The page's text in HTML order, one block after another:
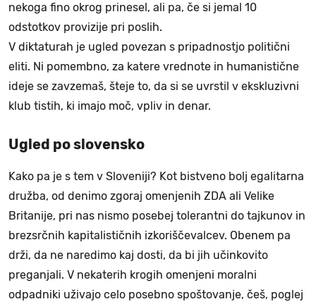
nekoga fino okrog prinesel, ali pa, če si jemal 10
odstotkov provizije pri poslih.
V diktaturah je ugled povezan s pripadnostjo politični
eliti. Ni pomembno, za katere vrednote in humanistične
ideje se zavzemaš, šteje to, da si se uvrstil v ekskluzivni
klub tistih, ki imajo moč, vpliv in denar.
Ugled po slovensko
Kako pa je s tem v Sloveniji? Kot bistveno bolj egalitarna
družba, od denimo zgoraj omenjenih ZDA ali Velike
Britanije, pri nas nismo posebej tolerantni do tajkunov in
brezsrčnih kapitalističnih izkoriščevalcev. Obenem pa
drži, da ne naredimo kaj dosti, da bi jih učinkovito
preganjali. V nekaterih krogih omenjeni moralni
odpadniki uživajo celo posebno spoštovanje, češ, poglej